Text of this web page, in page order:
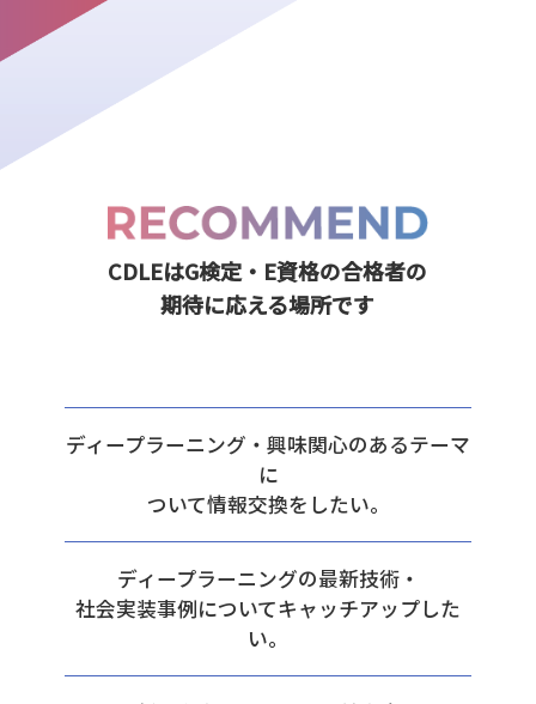
CDLEはG検定・E資格の合格者の
期待に応える場所です
ディープラーニング・興味関心のあるテーマ
に
ついて情報交換をしたい。
ディープラーニングの最新技術・
社会実装事例についてキャッチアップした
い。